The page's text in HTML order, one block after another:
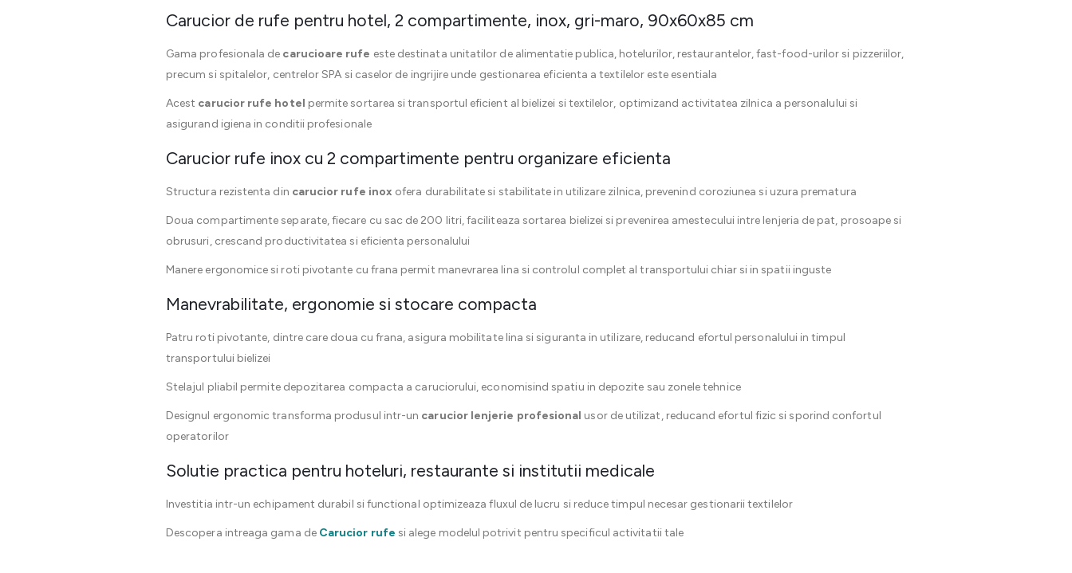
Carucior de rufe pentru hotel, 2 compartimente, inox, gri-maro, 90x60x85 cm
Gama profesionala de carucioare rufe este destinata unitatilor de alimentatie publica, hotelurilor, restaurantelor, fast-food-urilor si pizzeriilor,
precum si spitalelor, centrelor SPA si caselor de ingrijire unde gestionarea eficienta a textilelor este esentiala
Acest carucior rufe hotel permite sortarea si transportul eficient al bielizei si textilelor, optimizand activitatea zilnica a personalului si
asigurand igiena in conditii profesionale
Carucior rufe inox cu 2 compartimente pentru organizare eficienta
Structura rezistenta din carucior rufe inox ofera durabilitate si stabilitate in utilizare zilnica, prevenind coroziunea si uzura prematura
Doua compartimente separate, fiecare cu sac de 200 litri, faciliteaza sortarea bielizei si prevenirea amestecului intre lenjeria de pat, prosoape si
obrusuri, crescand productivitatea si eficienta personalului
Manere ergonomice si roti pivotante cu frana permit manevrarea lina si controlul complet al transportului chiar si in spatii inguste
Manevrabilitate, ergonomie si stocare compacta
Patru roti pivotante, dintre care doua cu frana, asigura mobilitate lina si siguranta in utilizare, reducand efortul personalului in timpul
transportului bielizei
Stelajul pliabil permite depozitarea compacta a caruciorului, economisind spatiu in depozite sau zonele tehnice
Designul ergonomic transforma produsul intr-un carucior lenjerie profesional usor de utilizat, reducand efortul fizic si sporind confortul
operatorilor
Solutie practica pentru hoteluri, restaurante si institutii medicale
Investitia intr-un echipament durabil si functional optimizeaza fluxul de lucru si reduce timpul necesar gestionarii textilelor
Descopera intreaga gama de Carucior rufe si alege modelul potrivit pentru specificul activitatii tale